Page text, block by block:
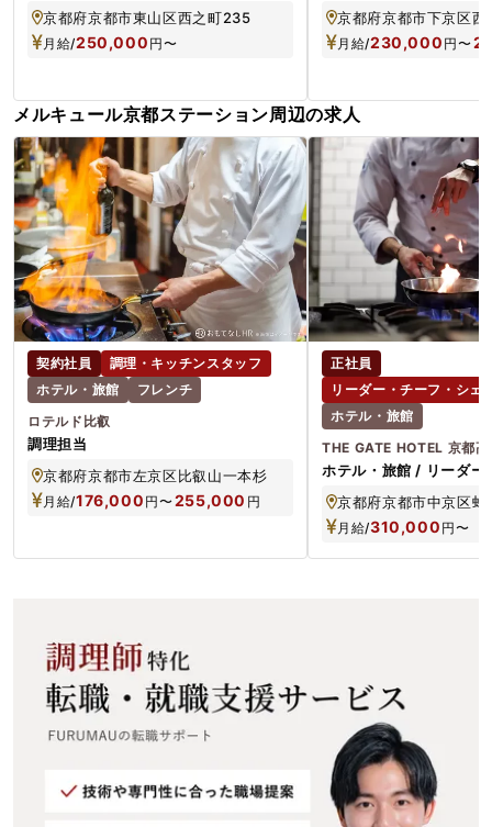
／年休114日＋α／夏季冬季休暇
京都府京都市東山区西之町235
月給/250,000 円〜 月給/230,000 円〜
メルキュール京都ステーション周辺の求人
契約社員
調理・キッチンスタッフ
ホテル・旅館
フレンチ
ロテルド比叡
調理担当
京都府京都市左京区比叡山一本杉
月給/176,000 円〜255,000 円
正社員
リーダー・チーフ・シェ
ホテル・旅館
THE GATE HOTEL 京都
ホテル・旅館 / リーダー
ェフ ド パルティ / 正社
月給/310,000 円〜